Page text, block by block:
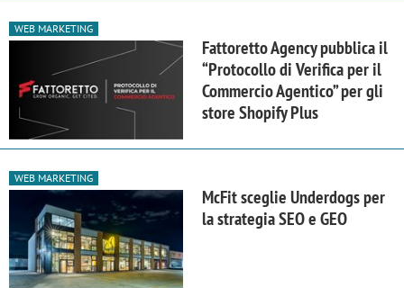
WEB MARKETING
Fattoretto Agency pubblica il
“Protocollo di Verifica per il
Commercio Agentico” per gli
store Shopify Plus
WEB MARKETING
McFit sceglie Underdogs per
la strategia SEO e GEO